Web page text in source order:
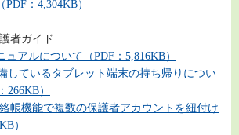
：4,304KB）
者ガイド
ュアルについて（PDF：5,816KB）
しているタブレット端末の持ち帰りについ
266KB）
絡帳機能で複数の保護者アカウントを紐付け
）